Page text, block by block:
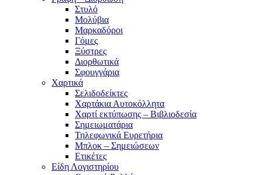
Στυλό
Μολύβια
Μαρκαδόροι
Γόμες
Ξύστρες
Διορθωτικά
Σφουγγάρια
Χαρτικά
Σελιδοδείκτες
Χαρτάκια Αυτοκόλλητα
Χαρτί εκτύπωσης – Βιβλιοδεσία
Σημειωματάρια
Τηλεφωνικά Ευρετήρια
Μπλοκ – Σημειώσεων
Ετικέτες
Είδη Λογιστηρίου